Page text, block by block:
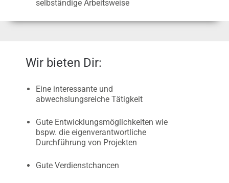
selbständige Arbeitsweise
Wir bieten Dir:
Eine interessante und
abwechslungsreiche Tätigkeit
Gute Entwicklungsmöglichkeiten wie
bspw. die eigenverantwortliche
Durchführung von Projekten
Gute Verdienstchancen